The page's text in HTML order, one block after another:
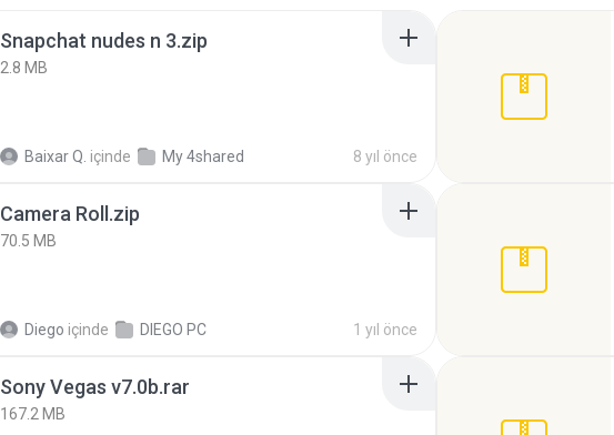
Snapchat nudes n 3.zip
2.8 MB
Baixar Q. içinde My 4shared 8 yıl önce
Camera Roll.zip
70.5 MB
Diego içinde DIEGO PC 1 yıl önce
Sony Vegas v7.0b.rar
167.2 MB